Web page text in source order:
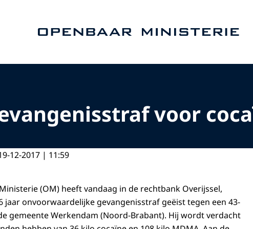
voor
12-2017 | 11:59
(OM) heeft vandaag in de rechtbank Overijssel,
jaar onvoorwaardelijke gevangenisstraf geëist tegen een 43-
gemeente Werkendam (Noord-Brabant). Hij wordt verdacht